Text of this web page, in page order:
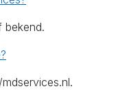
bekend.